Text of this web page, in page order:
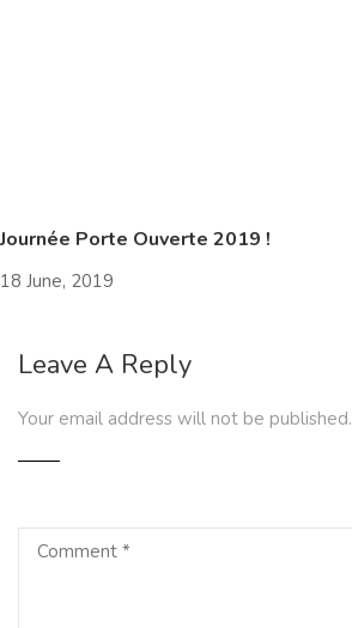
Journée Porte Ouverte 2019 !
18 June, 2019
Leave A Reply
Your email address will not be published.